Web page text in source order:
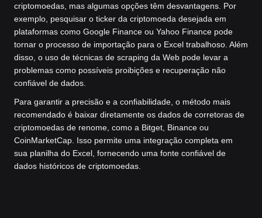
criptomoedas, mas algumas opções têm desvantagens. Por
exemplo, pesquisar o ticker da criptomoeda desejada em
plataformas como Google Finance ou Yahoo Finance pode
tornar o processo de importação para o Excel trabalhoso. Além
disso, o uso de técnicas de scraping da Web pode levar a
problemas como possíveis proibições e recuperação não
confiável de dados.
Para garantir a precisão e a confiabilidade, o método mais
recomendado é baixar diretamente os dados de corretoras de
criptomoedas de renome, como a Bitget, Binance ou
CoinMarketCap. Isso permite uma integração completa em
sua planilha do Excel, fornecendo uma fonte confiável de
dados históricos de criptomoedas.